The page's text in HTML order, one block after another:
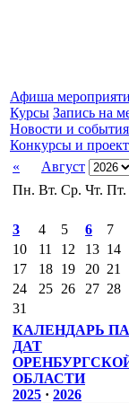
Афиша
Курсы Запись на
Новости и события
Конкурсы и
«
Август
Пн. Вт. Ср. Чт. Пт.
3
4 5 6 7
10
11 12 13 14
17
18 19 20 21
24
25 26 27 28
31
КАЛЕНДАРЬ
ДАТ
ОБЛАСТИ
2025 · 2026